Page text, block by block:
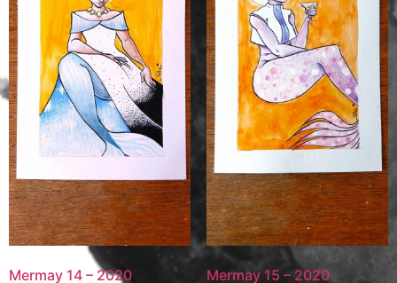
Mermay 14 – 2020 Mermay 15 – 2020